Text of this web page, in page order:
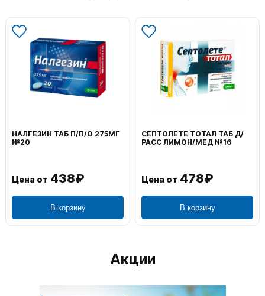
НАЛГЕЗИН ТАБ П/П/О 275МГ
№20
Цена от 438₽
В корзину
СЕПТОЛЕТЕ ТОТАЛ ТАБ Д/
РАСС ЛИМОН/МЕД №16
Цена от 478₽
В корзину
Акции